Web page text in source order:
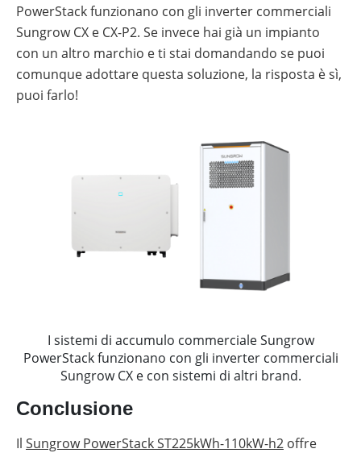
PowerStack funzionano con gli inverter commerciali
Sungrow CX e CX-P2. Se invece hai già un impianto
con un altro marchio e ti stai domandando se puoi
comunque adottare questa soluzione, la risposta è sì,
puoi farlo!
I sistemi di accumulo commerciale Sungrow
PowerStack funzionano con gli inverter commerciali
Sungrow CX e con sistemi di altri brand.
Conclusione
Il Sungrow PowerStack ST225kWh-110kW-h2 offre